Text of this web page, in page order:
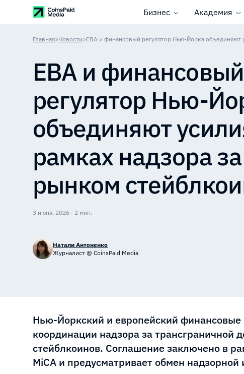
Бизнес Академия
Главная>Новости>
EBA и финансовый
регулятор Нью-
объединяют
рамках надзора за
рынком
3 июня, 2026 · 2 мин.
Натали Антоненко
Журналист @ CoinsPaid Media
Нью-Йоркский и европейский финансовые
координации надзора за трансграничной
стейблкоинов. Соглашение заключено в
MiCA и предусматривает обмен